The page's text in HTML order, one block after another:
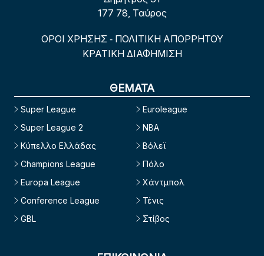
177 78, Ταύρος
ΟΡΟΙ ΧΡΗΣΗΣ - ΠΟΛΙΤΙΚΗ ΑΠΟΡΡΗΤΟΥ
ΚΡΑΤΙΚΗ ΔΙΑΦΗΜΙΣΗ
ΘΕΜΑΤΑ
Super League
Super League 2
Κύπελλο Ελλάδας
Champions League
Europa League
Conference League
GBL
Euroleague
NBA
Βόλεϊ
Πόλο
Χάντμπολ
Τένις
Στίβος